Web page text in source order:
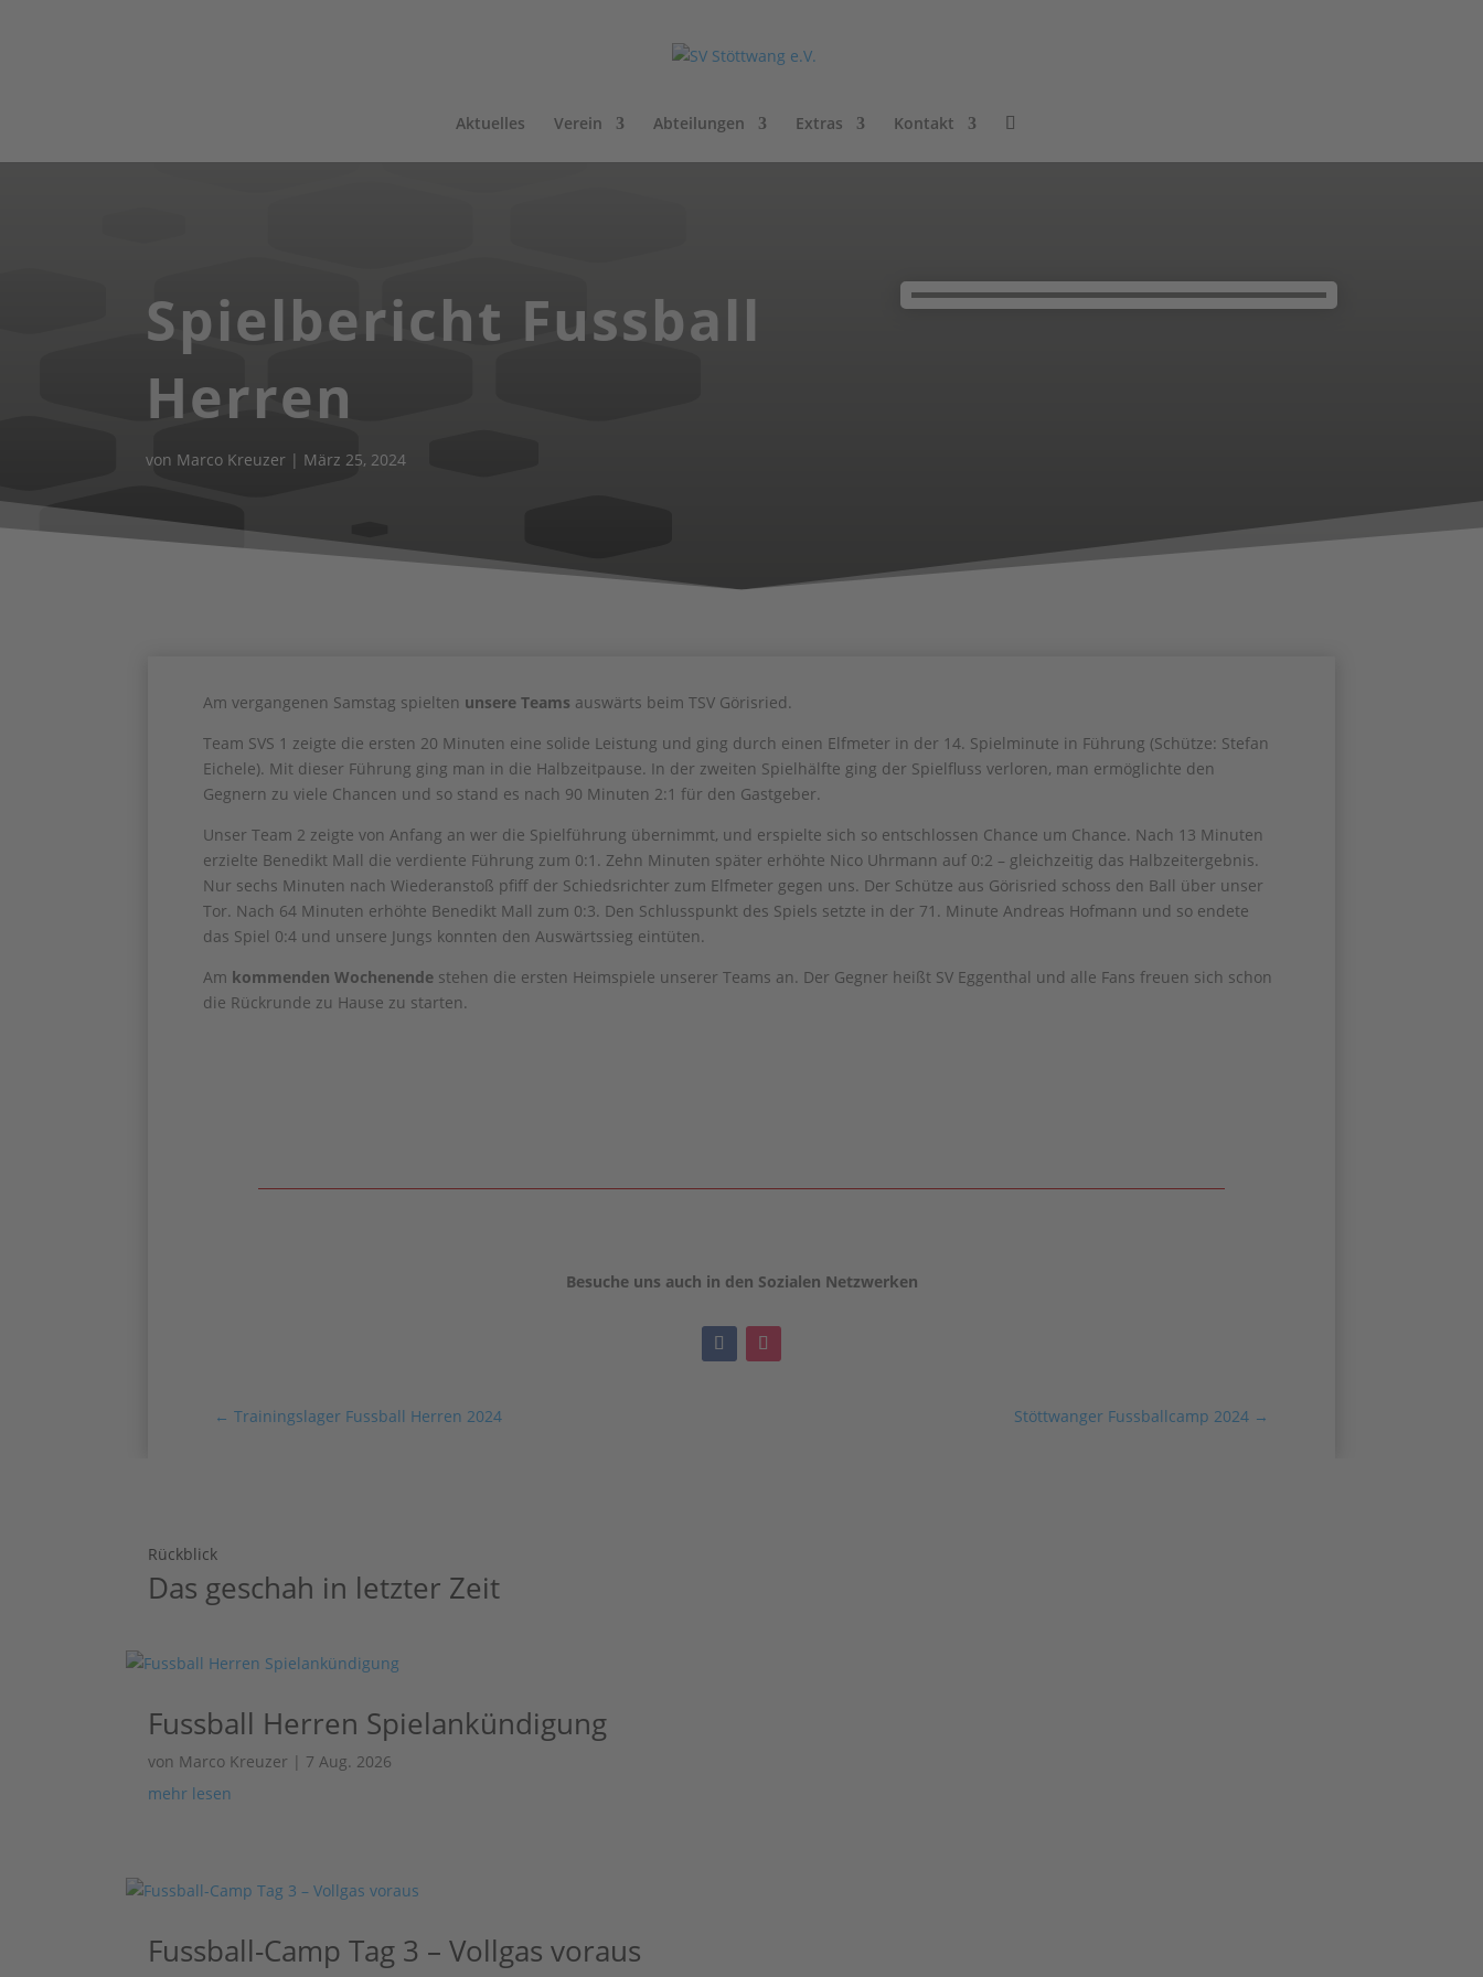
Aktuelles Verein Abteilungen Extras Kontakt
Spielbericht Fussball
Herren
von Marco Kreuzer | März 25, 2024
Am vergangenen Samstag spielten unsere Teams auswärts beim TSV Görisried.
Team SVS 1 zeigte die ersten 20 Minuten eine solide Leistung und ging durch einen Elfmeter in der 14. Spielminute in Führung (Schütze: Stefan
Eichele). Mit dieser Führung ging man in die Halbzeitpause. In der zweiten Spielhälfte ging der Spielfluss verloren, man ermöglichte den
Gegnern zu viele Chancen und so stand es nach 90 Minuten 2:1 für den Gastgeber.
Unser Team 2 zeigte von Anfang an wer die Spielführung übernimmt, und erspielte sich so entschlossen Chance um Chance. Nach 13 Minuten
erzielte Benedikt Mall die verdiente Führung zum 0:1. Zehn Minuten später erhöhte Nico Uhrmann auf 0:2 – gleichzeitig das Halbzeitergebnis.
Nur sechs Minuten nach Wiederanstoß pfiff der Schiedsrichter zum Elfmeter gegen uns. Der Schütze aus Görisried schoss den Ball über unser
Tor. Nach 64 Minuten erhöhte Benedikt Mall zum 0:3. Den Schlusspunkt des Spiels setzte in der 71. Minute Andreas Hofmann und so endete
das Spiel 0:4 und unsere Jungs konnten den Auswärtssieg eintüten.
Am kommenden Wochenende stehen die ersten Heimspiele unserer Teams an. Der Gegner heißt SV Eggenthal und alle Fans freuen sich schon
die Rückrunde zu Hause zu starten.
Besuche uns auch in den Sozialen Netzwerken
←Trainingslager Fussball Herren 2024 Stöttwanger Fussballcamp 2024→
Rückblick
Das geschah in letzter Zeit
Fussball Herren Spielankündigung
von Marco Kreuzer | 7 Aug. 2026
mehr lesen
Fussball-Camp Tag 3 – Vollgas voraus